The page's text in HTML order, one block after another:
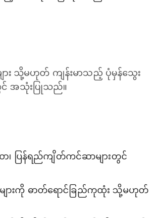
ား သို့မဟုတ် ကျန်းမာသည့် ပုံမှန်သွေး
င် အသုံးပြုသည်။
ပြန်ရည်ကျိတ်ကင်ဆာများတွင်
ျားကို ဓာတ်ရောင်ခြည်ကုထုံး သို့မဟုတ်